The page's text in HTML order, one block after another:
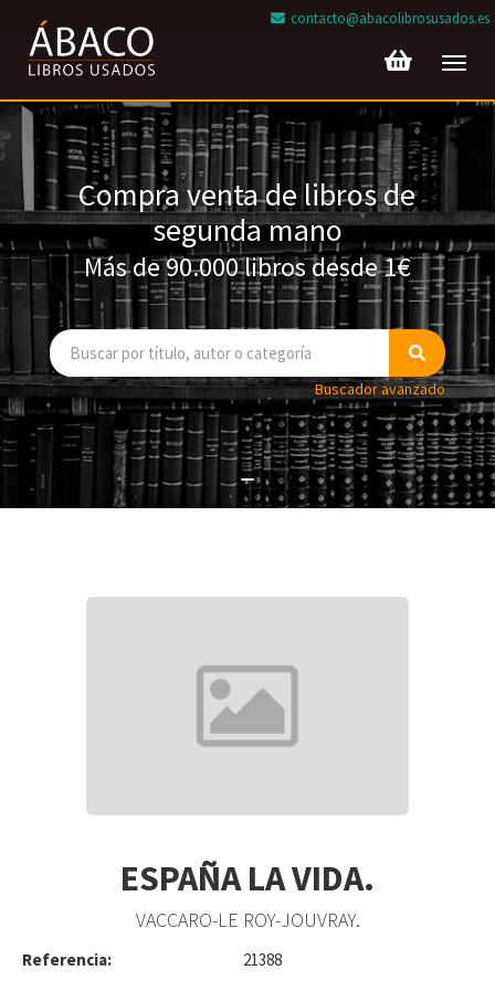
contacto@abacolibrosusados.es
Compra venta de libros de
segunda mano
Más de 90.000 libros desde 1€
Buscador avanzado
ESPAÑA LA VIDA.
VACCARO-LE ROY-JOUVRAY.
Referencia: 21388